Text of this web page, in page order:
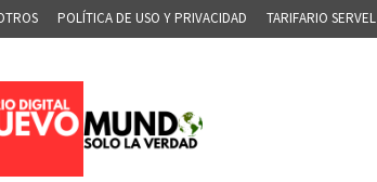
POLÍTICA DE USO Y PRIVACIDAD TARIFARIO SERVEL